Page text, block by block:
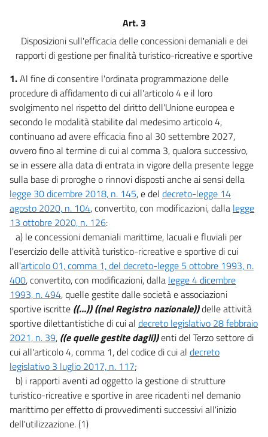
14
Capo V
Concorrenza e tutela della salute
15
16
17
18
19
20
21
Concorrenza, sviluppo delle infrastrutture digitali e servizi di
comunicazione elettronica
22
23
24
25
Capo VII
Concorrenza, rimozione degli oneri per le imprese e parità di
trattamento tra gli operatori
26
27
28
29
Art. 3
Disposizioni sull'efficacia delle concessioni demaniali e dei
rapporti di gestione per finalità turistico-ricreative e sportive
1.Al fine di consentire l'ordinata programmazione delle
procedure di affidamento di cui all'articolo 4 e il loro
svolgimento nel rispetto del diritto dell'Unione europea e
secondo le modalità stabilite dal medesimo articolo 4,
continuano ad avere efficacia fino al 30 settembre 2027,
ovvero fino al termine di cui al comma 3, qualora successivo,
se in essere alla data di entrata in vigore della presente legge
sulla base di proroghe o rinnovi disposti anche ai sensi della
legge 30 dicembre 2018, n. 145, e del decreto-legge 14
agosto 2020, n. 104, convertito, con modificazioni, dalla legge
13 ottobre 2020, n. 126:
a) le concessioni demaniali marittime, lacuali e fluviali per
l'esercizio delle attività turistico-ricreative e sportive di cui
all'articolo 01, comma 1, del decreto-legge 5 ottobre 1993, n.
400, convertito, con modificazioni, dalla legge 4 dicembre
1993, n. 494, quelle gestite dalle società e associazioni
sportive iscritte ((...)) ((nel Registro nazionale))delle attività
sportive dilettantistiche di cui al decreto legislativo 28 febbraio
2021, n. 39, ((e quelle gestite dagli))enti del Terzo settore di
cui all'articolo 4, comma 1, del codice di cui al decreto
legislativo 3 luglio 2017, n. 117;
b) i rapporti aventi ad oggetto la gestione di strutture
turistico-ricreative e sportive in aree ricadenti nel demanio
marittimo per effetto di provvedimenti successivi all'inizio
dell'utilizzazione. (1)